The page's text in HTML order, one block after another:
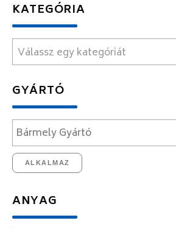
KATEGÓRIA
Válassz egy kategóriát
GYÁRTÓ
ALKALMAZ
ANYAG